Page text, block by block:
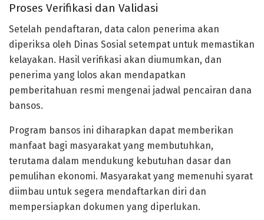
Proses Verifikasi dan Validasi
Setelah pendaftaran, data calon penerima akan
diperiksa oleh Dinas Sosial setempat untuk memastikan
kelayakan. Hasil verifikasi akan diumumkan, dan
penerima yang lolos akan mendapatkan
pemberitahuan resmi mengenai jadwal pencairan dana
bansos.
Program bansos ini diharapkan dapat memberikan
manfaat bagi masyarakat yang membutuhkan,
terutama dalam mendukung kebutuhan dasar dan
pemulihan ekonomi. Masyarakat yang memenuhi syarat
diimbau untuk segera mendaftarkan diri dan
mempersiapkan dokumen yang diperlukan.